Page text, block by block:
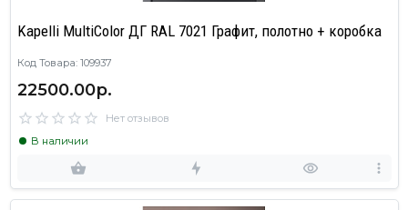
Kapelli MultiColor ДГ RAL 7021 Графит, полотно + коробка
Код Товара: 109937
22500.00р.
Нет отзывов
В наличии